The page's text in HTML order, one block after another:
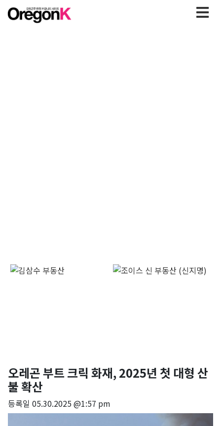
오레곤 부트 크릭 화재, 2025년 첫 대형 산
불 확산
등록일 05.30.2025 @1:57 pm